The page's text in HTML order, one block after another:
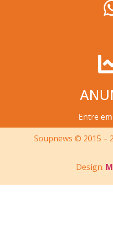
Entre
Soupnews © 2015 –
Design: